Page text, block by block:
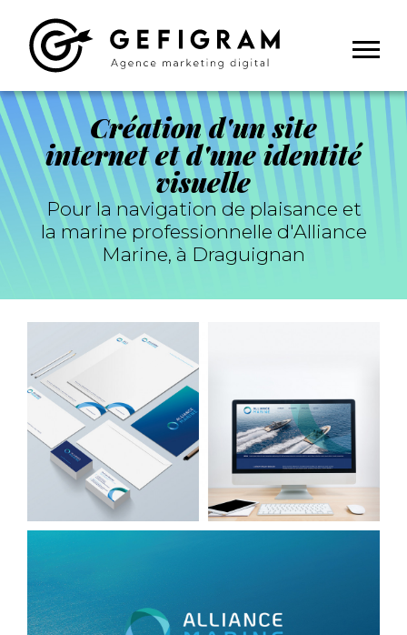
Création d'un site
internet et d'une identité
visuelle
Pour la navigation de plaisance et
la marine professionnelle d'Alliance
Marine, à Draguignan